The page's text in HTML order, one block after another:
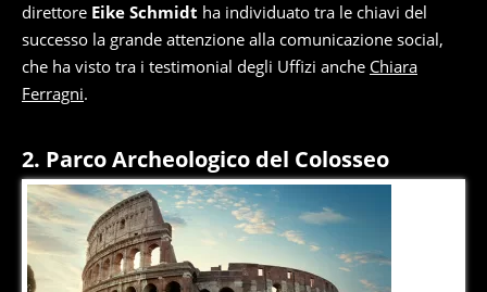
direttore Eike Schmidt ha individuato tra le chiavi del
successo la grande attenzione alla comunicazione social,
che ha visto tra i testimonial degli Uffizi anche Chiara
Ferragni.
2. Parco Archeologico del Colosseo